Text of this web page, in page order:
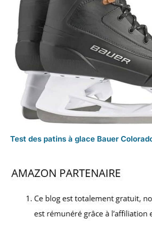
Test des patins à glace Bauer